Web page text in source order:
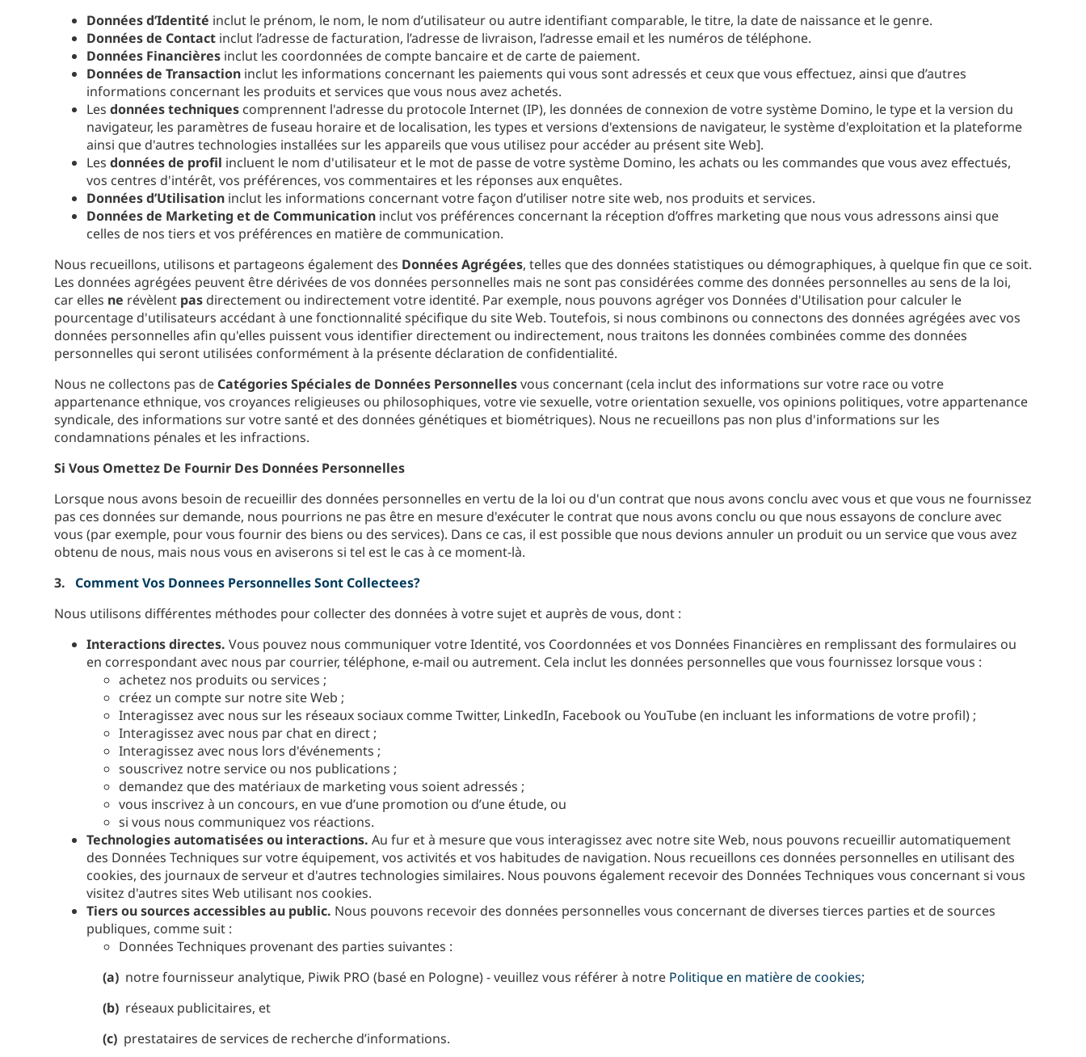
Données d’Identité inclut le prénom, le nom, le nom d’utilisateur ou autre identifiant comparable, le titre, la date de naissance et le genre.
Données de Contact inclut l’adresse de facturation, l’adresse de livraison, l’adresse email et les numéros de téléphone.
Données Financières inclut les coordonnées de compte bancaire et de carte de paiement.
Données de Transaction inclut les informations concernant les paiements qui vous sont adressés et ceux que vous effectuez, ainsi que d’autres
informations concernant les produits et services que vous nous avez achetés.
Les données techniques comprennent l'adresse du protocole Internet (IP), les données de connexion de votre système Domino, le type et la version du
navigateur, les paramètres de fuseau horaire et de localisation, les types et versions d'extensions de navigateur, le système d'exploitation et la plateforme
ainsi que d'autres technologies installées sur les appareils que vous utilisez pour accéder au présent site Web].
Les données de profil incluent le nom d'utilisateur et le mot de passe de votre système Domino, les achats ou les commandes que vous avez effectués,
vos centres d'intérêt, vos préférences, vos commentaires et les réponses aux enquêtes.
Données d’Utilisation inclut les informations concernant votre façon d’utiliser notre site web, nos produits et services.
Données de Marketing et de Communication inclut vos préférences concernant la réception d’offres marketing que nous vous adressons ainsi que
celles de nos tiers et vos préférences en matière de communication.
Nous recueillons, utilisons et partageons également des Données Agrégées, telles que des données statistiques ou démographiques, à quelque fin que ce soit.
Les données agrégées peuvent être dérivées de vos données personnelles mais ne sont pas considérées comme des données personnelles au sens de la loi,
car elles ne révèlent pas directement ou indirectement votre identité. Par exemple, nous pouvons agréger vos Données d'Utilisation pour calculer le
pourcentage d'utilisateurs accédant à une fonctionnalité spécifique du site Web. Toutefois, si nous combinons ou connectons des données agrégées avec vos
données personnelles afin qu'elles puissent vous identifier directement ou indirectement, nous traitons les données combinées comme des données
personnelles qui seront utilisées conformément à la présente déclaration de confidentialité.
Nous ne collectons pas de Catégories Spéciales de Données Personnellesvous concernant (cela inclut des informations sur votre race ou votre
appartenance ethnique, vos croyances religieuses ou philosophiques, votre vie sexuelle, votre orientation sexuelle, vos opinions politiques, votre appartenance
syndicale, des informations sur votre santé et des données génétiques et biométriques). Nous ne recueillons pas non plus d'informations sur les
condamnations pénales et les infractions.
Si Vous Omettez De Fournir Des Données Personnelles
Lorsque nous avons besoin de recueillir des données personnelles en vertu de la loi ou d'un contrat que nous avons conclu avec vous et que vous ne fournissez
pas ces données sur demande, nous pourrions ne pas être en mesure d'exécuter le contrat que nous avons conclu ou que nous essayons de conclure avec
vous (par exemple, pour vous fournir des biens ou des services). Dans ce cas, il est possible que nous devions annuler un produit ou un service que vous avez
obtenu de nous, mais nous vous en aviserons si tel est le cas à ce moment-là.
3. Comment Vos Donnees Personnelles Sont Collectees?
Nous utilisons différentes méthodes pour collecter des données à votre sujet et auprès de vous, dont :
Interactions directes. Vous pouvez nous communiquer votre Identité, vos Coordonnées et vos Données Financières en remplissant des formulaires ou
en correspondant avec nous par courrier, téléphone, e-mail ou autrement. Cela inclut les données personnelles que vous fournissez lorsque vous :
achetez nos produits ou services ;
créez un compte sur notre site Web ;
Interagissez avec nous sur les réseaux sociaux comme Twitter, LinkedIn, Facebook ou YouTube (en incluant les informations de votre profil) ;
Interagissez avec nous par chat en direct ;
Interagissez avec nous lors d'événements ;
souscrivez notre service ou nos publications ;
demandez que des matériaux de marketing vous soient adressés ;
vous inscrivez à un concours, en vue d’une promotion ou d’une étude, ou
si vous nous communiquez vos réactions.
Technologies automatisées ou interactions. Au fur et à mesure que vous interagissez avec notre site Web, nous pouvons recueillir automatiquement
des Données Techniques sur votre équipement, vos activités et vos habitudes de navigation. Nous recueillons ces données personnelles en utilisant des
cookies, des journaux de serveur et d'autres technologies similaires. Nous pouvons également recevoir des Données Techniques vous concernant si vous
visitez d'autres sites Web utilisant nos cookies.
Tiers ou sources accessibles au public. Nous pouvons recevoir des données personnelles vous concernant de diverses tierces parties et de sources
publiques, comme suit :
Données Techniques provenant des parties suivantes :
(a) notre fournisseur analytique, Piwik PRO (basé en Pologne) - veuillez vous référer à notre Politique en matière de cookies;
(b) réseaux publicitaires, et
(c) prestataires de services de recherche d’informations.